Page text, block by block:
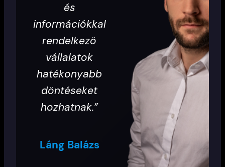
és
információkkal
rendelkező
vállalatok
hatékonyabb
döntéseket
hozhatnak.”
Láng Balázs